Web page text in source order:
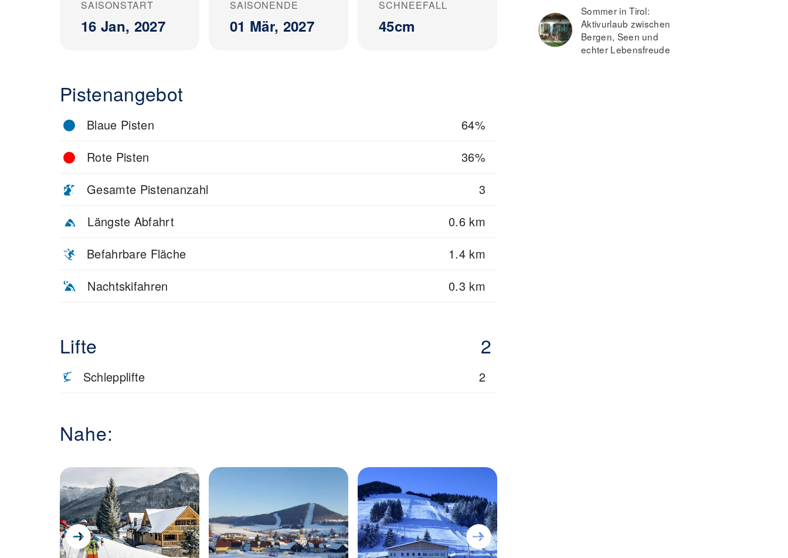
Sommer in Tirol:
Aktivurlaub zwischen
Bergen, Seen und
echter Lebensfreude
SAISONSTART
16 Jan, 2027
SAISONENDE
01 Mär, 2027
SCHNEEFALL
45cm
Pistenangebot
Blaue Pisten
64%
Rote Pisten
36%
Gesamte Pistenanzahl
3
Längste Abfahrt
0.6 km
Befahrbare Fläche
1.4 km
Nachtskifahren
0.3 km
Lifte 2
Schlepplifte 2
Nahe: